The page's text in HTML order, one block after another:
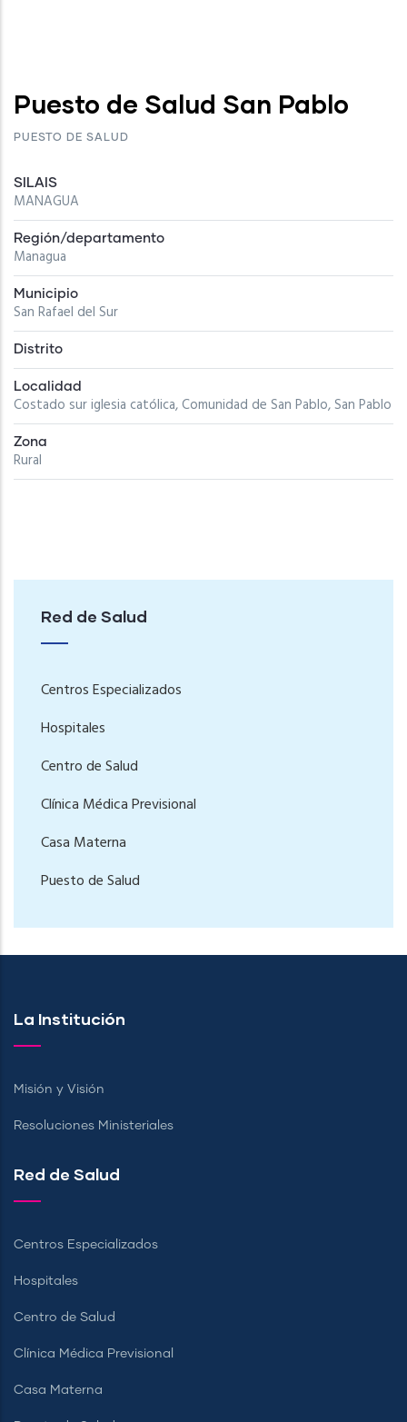
Puesto de Salud San Pablo
PUESTO DE SALUD
SILAIS
MANAGUA
Región/departamento
Managua
Municipio
San Rafael del Sur
Distrito
Localidad
Costado sur iglesia católica, Comunidad de San Pablo, San Pablo
Zona
Rural
Red de Salud
Centros Especializados
Hospitales
Centro de Salud
Clínica Médica Previsional
Casa Materna
Puesto de Salud
La Institución
Misión y Visión
Resoluciones Ministeriales
Red de Salud
Centros Especializados
Hospitales
Centro de Salud
Clínica Médica Previsional
Casa Materna